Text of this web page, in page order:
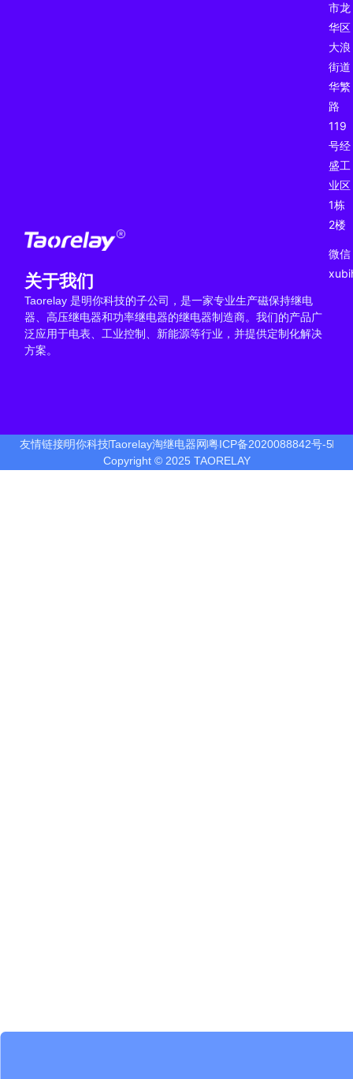
关于我们
Taorelay 是明你科技的子公司，是一家专业生产磁保持继电
器、高压继电器和功率继电器的继电器制造商。我们的产品广
泛应用于电表、工业控制、新能源等行业，并提供定制化解决
方案。
市龙
华区
大浪
街道
华繁
路
119
号经
盛工
业区
1栋
2楼
微信
友情链接明你科技Taorelay淘继电器网粤ICP备2020088842号-5
Copyright © 2025 TAORELAY